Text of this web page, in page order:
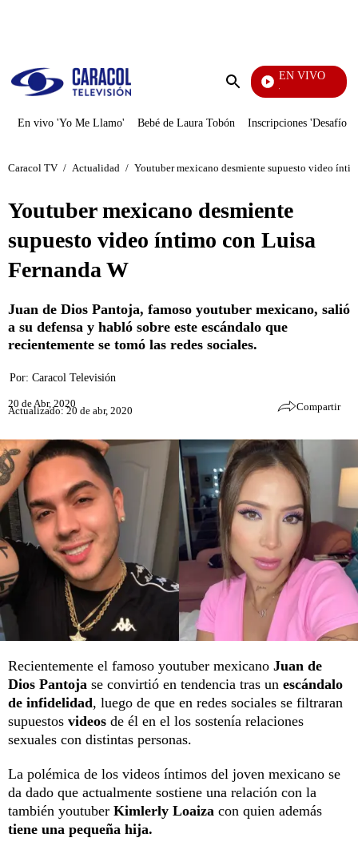
Enviar
EN VIVO
La Finca De Hoy
En vivo 'Yo Me Llamo' Bebé de Laura Tobón Inscripciones 'Desafío'
Caracol TV / Actualidad / Youtuber mexicano desmiente supuesto video
Youtuber mexicano desmiente
supuesto video íntimo con Luisa
Fernanda W
Juan de Dios Pantoja, famoso youtuber mexicano, salió
a su defensa y habló sobre este escándalo que
recientemente se tomó las redes sociales.
Por: Caracol Televisión
20 de Abr, 2020
Actualizado: 20 de abr, 2020 Compartir
Recientemente el famoso youtuber mexicano Juan de
Dios Pantoja se convirtió en tendencia tras un escándalo
de infidelidad, luego de que en redes sociales se filtraran
supuestos videos de él en el los sostenía relaciones
sexuales con distintas personas.
La polémica de los videos íntimos del joven mexicano se
da dado que actualmente sostiene una relación con la
también youtuber Kimlerly Loaiza con quien además
tiene una pequeña hija.